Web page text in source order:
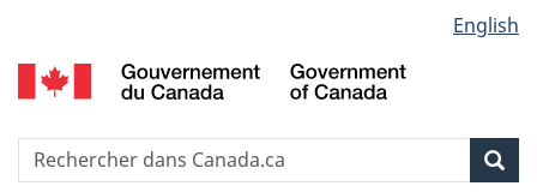
au
contenu
propos
de
la
HTML
simplifiée
selection
English
Recherche